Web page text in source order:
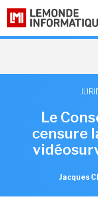
Le
censure
Jacques